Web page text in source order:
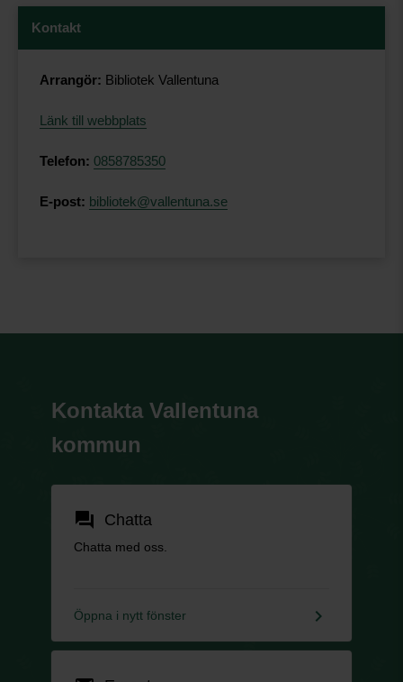
Kontakt
Arrangör: Bibliotek Vallentuna
Länk till webbplats
Telefon: 0858785350
E-post: bibliotek@vallentuna.se
Kontakta Vallentuna
kommun
forum Chatta
Chatta med oss.
Öppna i nytt fönster keyboard_arrow_right